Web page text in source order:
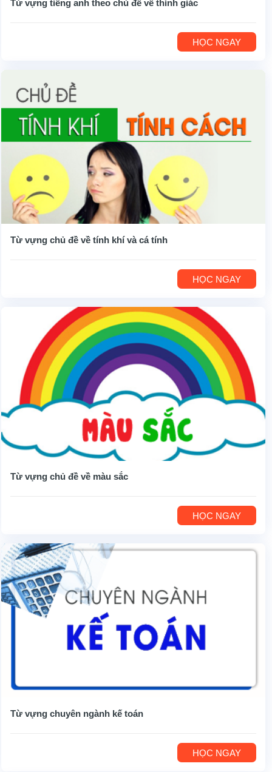
Từ vựng tiếng anh theo chủ đề về thính giác
HỌC NGAY
Từ vựng chủ đề về tính khí và cá tính
HỌC NGAY
Từ vựng chủ đề về màu sắc
HỌC NGAY
Từ vựng chuyên ngành kế toán
HỌC NGAY